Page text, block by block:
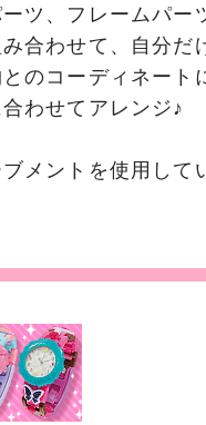
ツ、フレームパー
合わせて、自分だ
のコーディネート
わせてアレンジ♪
メントを使用して